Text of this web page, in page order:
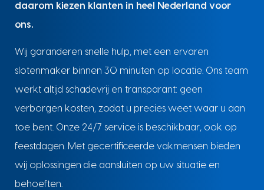
daarom kiezen klanten in heel Nederland voor
ons.
Wij garanderen snelle hulp, met een ervaren
slotenmaker binnen 30 minuten op locatie. Ons team
werkt altijd schadevrij en transparant: geen
verborgen kosten, zodat u precies weet waar u aan
toe bent. Onze 24/7 service is beschikbaar, ook op
feestdagen. Met gecertificeerde vakmensen bieden
wij oplossingen die aansluiten op uw situatie en
behoeften.